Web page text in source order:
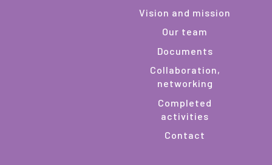
Vision and mission
Our team
Documents
Collaboration,
networking
Completed
activities
Contact